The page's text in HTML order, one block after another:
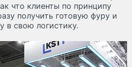
что клиенты по принципу
получить готовую фуру и
в свою логистику.